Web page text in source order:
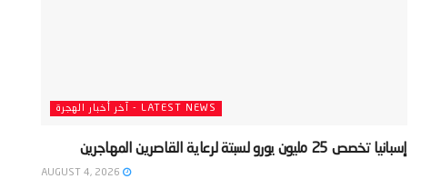
LATEST NEWS - آخر أخبار الهجرة
‫إسبانيا تخصص 25 مليون يورو لسبتة لرعاية القاصرين المهاجرين‬